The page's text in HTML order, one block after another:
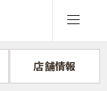
店舗情報